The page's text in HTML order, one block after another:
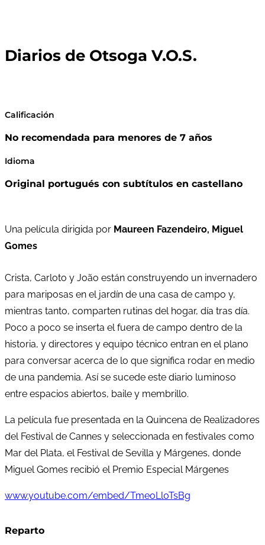
Diarios de Otsoga V.O.S.
Calificación
No recomendada para menores de 7 años
Idioma
Original portugués con subtítulos en castellano
Una película dirigida por Maureen Fazendeiro, Miguel
Gomes
Crista, Carloto y João están construyendo un invernadero
para mariposas en el jardín de una casa de campo y,
mientras tanto, comparten rutinas del hogar, día tras día.
Poco a poco se inserta el fuera de campo dentro de la
historia, y directores y equipo técnico entran en el plano
para conversar acerca de lo que significa rodar en medio
de una pandemia. Así se sucede este diario luminoso
entre espacios abiertos, baile y membrillo.
La película fue presentada en la Quincena de Realizadores
del Festival de Cannes y seleccionada en festivales como
Mar del Plata, el Festival de Sevilla y Márgenes, donde
Miguel Gomes recibió el Premio Especial Márgenes
www.youtube.com/embed/TmeoLl0TsBg
Reparto